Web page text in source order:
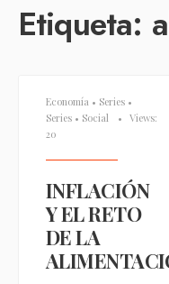
Etiqueta:
Economía • Series •
Series • Social • Views:
20
INFLACIÓN
Y EL RETO
DE LA